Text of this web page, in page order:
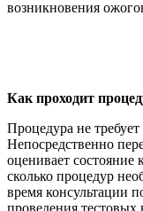
возникновения
Как проходит
Процедура не
Непосредственно
оценивает состояние
сколько процедур
время консультации
проведения